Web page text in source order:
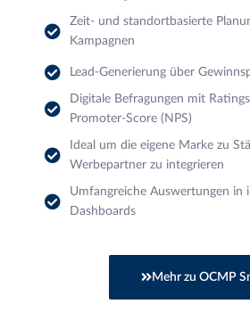
Zeit- und standortbasierte
Kampagnen
Lead-Generierung über
Digitale Befragungen mit
Promoter-Score (NPS)
Ideal um die eigene Marke zu
Werbepartner zu integrieren
Umfangreiche Auswertungen in
Dashboards
Mehr zu OCMP